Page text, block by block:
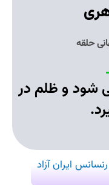
حلقه
شود و ظلم در
ایران آزاد